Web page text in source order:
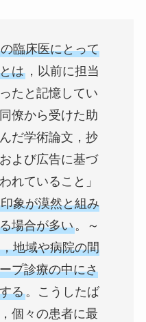
臨床医にとって
は，以前に担当
たと記憶してい
僚から受けた助
だ学術論文，抄
よび広告に基づ
れていること」
象が漠然と組み
場合が多い。～
地域や病院の間
プ診療の中にさ
る。こうしたば
個々の患者に最